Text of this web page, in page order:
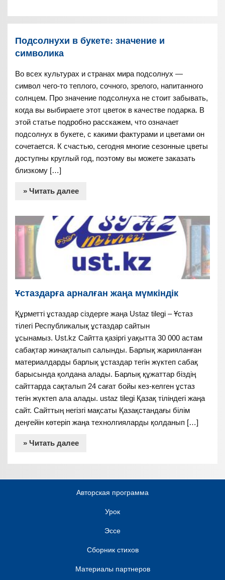
Подсолнухи в букете: значение и
символика
Во всех культурах и странах мира подсолнух —
символ чего-то теплого, сочного, зрелого, напитанного
солнцем. Про значение подсолнуха не стоит забывать,
когда вы выбираете этот цветок в качестве подарка. В
этой статье подробно расскажем, что означает
подсолнух в букете, с какими фактурами и цветами он
сочетается. К счастью, сегодня многие сезонные цветы
доступны круглый год, поэтому вы можете заказать
близкому […]
» Читать далее
Ұстаздарға арналған жаңа мүмкіндік
Құрметті ұстаздар сіздерге жаңа Ustaz tilegi – Ұстаз
тілегі Республикалық ұстаздар сайтын
ұсынамыз. Ust.kz Сайтта қазіргі уақытта 30 000 астам
сабақтар жинақталып салынды. Барлық жарияланған
материалдарды барлық ұстаздар тегін жүктеп сабақ
барысында қолдана алады. Барлық құжаттар біздің
сайттарда сақталып 24 сағат бойы кез-келген ұстаз
тегін жүктеп ала алады. ustaz tilegi Қазақ тіліндегі жаңа
сайт. Сайттың негізгі мақсаты Қазақстандағы білім
деңгейін көтеріп жаңа технолгияларды қолданып […]
» Читать далее
Авторская программа
Урок
Эссе
Сборник стихов
Материалы партнеров